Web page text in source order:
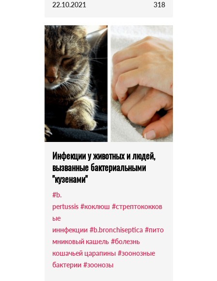
22.10.2021 318
Инфекции у животных и людей,
вызванные бактериальными
"кузенами"
#b.
pertussis #коклюш #стрептококков
ые
иннфекции #b.bronchiseptica #пито
мниковый кашель #болезнь
кошачьей царапины #зоонозные
бактерии #зоонозы